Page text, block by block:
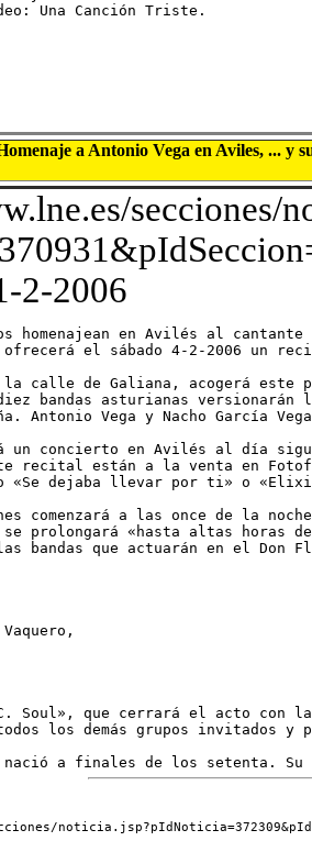
Una Canción Triste.
a Antonio Vega en Aviles, ... y
secciones/
2-2006
homenajean en Avilés al cantante
el sábado 4-2-2006 un
calle de Galiana, acogerá este
bandas asturianas
Antonio Vega y Nacho García
un concierto en Avilés al día
recital están a la venta en
«Se dejaba llevar por ti» o
comenzará a las once de la
prolongará «hasta altas horas
bandas que actuarán en el Don
Soul», que cerrará el acto con
los demás grupos invitados